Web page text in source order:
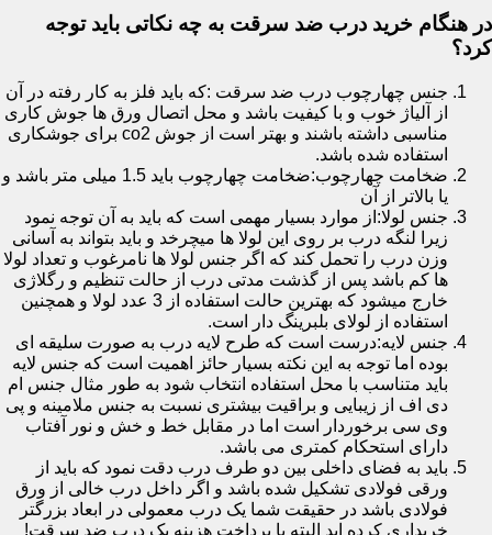
در هنگام خرید درب ضد سرقت به چه نکاتی باید توجه
کرد؟
جنس چهارچوب درب ضد سرقت :که باید فلز به کار رفته در آن
از آلیاژ خوب و با کیفیت باشد و محل اتصال ورق ها جوش کاری
مناسبی داشته باشند و بهتر است از جوش co2 برای جوشکاری
استفاده شده باشد.
ضخامت چهارچوب:ضخامت چهارچوب باید 1.5 میلی متر باشد و
یا بالاتر از آن
جنس لولا:از موارد بسیار مهمی است که باید به آن توجه نمود
زیرا لنگه درب بر روی این لولا ها میچرخد و باید بتواند به آسانی
وزن درب را تحمل کند که اگر جنس لولا ها نامرغوب و تعداد لولا
ها کم باشد پس از گذشت مدتی درب از حالت تنظیم و رگلاژی
خارج میشود که بهترین حالت استفاده از 3 عدد لولا و همچنین
استفاده از لولای بلبرینگ دار است.
جنس لایه:درست است که طرح لایه درب به صورت سلیقه ای
بوده اما توجه به این نکته بسیار حائز اهمیت است که جنس لایه
باید متناسب با محل استفاده انتخاب شود به طور مثال جنس ام
دی اف از زیبایی و براقیت بیشتری نسبت به جنس ملامینه و پی
وی سی برخوردار است اما در مقابل خط و خش و نور آفتاب
دارای استحکام کمتری می باشد.
باید به فضای داخلی بین دو طرف درب دقت نمود که باید از
ورقی فولادی تشکیل شده باشد و اگر داخل درب خالی از ورق
فولادی باشد در حقیقت شما یک درب معمولی در ابعاد بزرگتر
خریداری کرده اید البته با پرداخت هزینه یک درب ضد سرقت!